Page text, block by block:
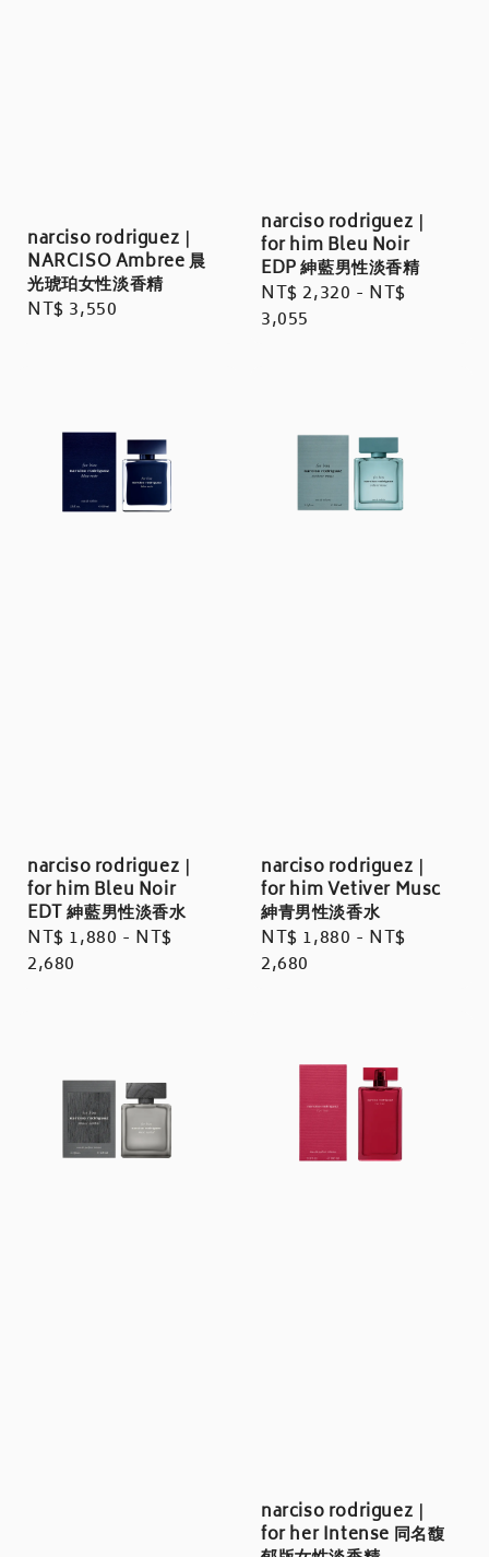
narciso rodriguez｜
NARCISO Ambree 晨
光琥珀女性淡香精
Regular
NT$ 3,550
narciso rodriguez｜
for him Bleu Noir
EDP 紳藍男性淡香精
Regular
price
NT$ 2,320 - NT$
3,055
narciso rodriguez｜
for him Bleu Noir
EDT 紳藍男性淡香水
Regular
price
NT$ 1,880 - NT$
2,680
narciso rodriguez｜
for him Vetiver Musc
紳青男性淡香水
Regular
price
NT$ 1,880 - NT$
2,680
narciso rodriguez｜
for her Intense 同名馥